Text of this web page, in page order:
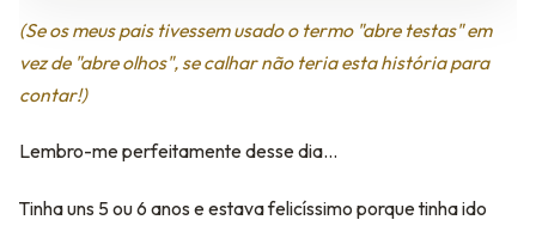
(Se os meus pais tivessem usado o termo "abre testas" em
vez de "abre olhos", se calhar não teria esta história para
contar!)
Lembro-me perfeitamente desse dia...
Tinha uns 5 ou 6 anos e estava felicíssimo porque tinha ido